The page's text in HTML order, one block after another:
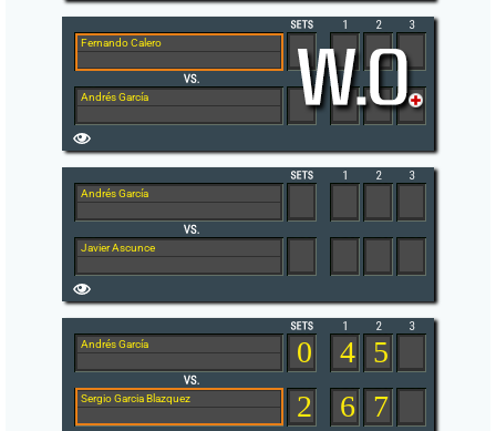
Fernando Calero
Andrés García
Andrés García
Javier Ascunce
Andrés García
Sergio Garcia Blazquez
0
2
4 5
6 7